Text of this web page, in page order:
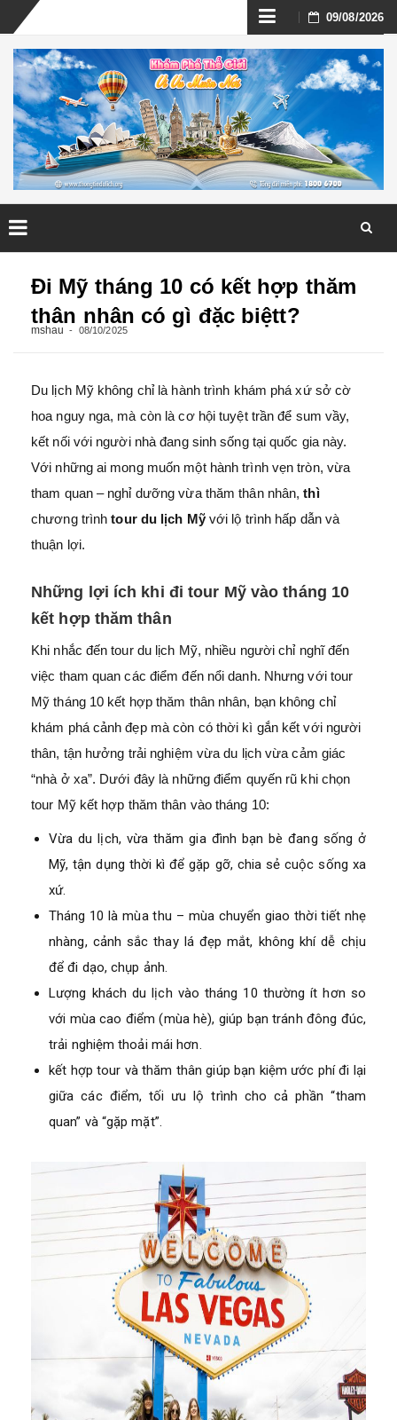
Skip
to
content
09/08/2026
Đi Mỹ tháng 10 có kết hợp thăm
thân nhân có gì đặc biệtt?
mshau 08/10/2025
Du lịch Mỹ không chỉ là hành trình khám phá xứ sở cờ
hoa nguy nga, mà còn là cơ hội tuyệt trần để sum vầy,
kết nối với người nhà đang sinh sống tại quốc gia này.
Với những ai mong muốn một hành trình vẹn tròn, vừa
tham quan – nghỉ dưỡng vừa thăm thân nhân, thì
chương trình tour du lịch Mỹ với lộ trình hấp dẫn và
thuận lợi.
Những lợi ích khi đi tour Mỹ vào tháng 10
kết hợp thăm thân
Khi nhắc đến tour du lịch Mỹ, nhiều người chỉ nghĩ đến
việc tham quan các điểm đến nổi danh. Nhưng với tour
Mỹ tháng 10 kết hợp thăm thân nhân, bạn không chỉ
khám phá cảnh đẹp mà còn có thời kì gắn kết với người
thân, tận hưởng trải nghiệm vừa du lịch vừa cảm giác
“nhà ở xa”. Dưới đây là những điểm quyến rũ khi chọn
tour Mỹ kết hợp thăm thân vào tháng 10:
Vừa du lịch, vừa thăm gia đình bạn bè đang sống ở
Mỹ, tận dụng thời kì để gặp gỡ, chia sẻ cuộc sống xa
xứ.
Tháng 10 là mùa thu – mùa chuyển giao thời tiết nhẹ
nhàng, cảnh sắc thay lá đẹp mắt, không khí dễ chịu
để đi dạo, chụp ảnh.
Lượng khách du lịch vào tháng 10 thường ít hơn so
với mùa cao điểm (mùa hè), giúp bạn tránh đông đúc,
trải nghiệm thoải mái hơn.
kết hợp tour và thăm thân giúp bạn kiệm ước phí đi lại
giữa các điểm, tối ưu lộ trình cho cả phần “tham
quan” và “gặp mặt”.